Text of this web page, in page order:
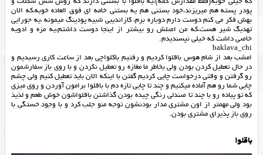
پودر پسته هم میریزند،خود بستنی هم یه بستنی خامه ای فوق العاده خوبه،که الان
بهش فکر می کنم دوست دارم دوباره برم، کازاندیبی شبیه پودینگ میمونه ،یه جورایی
تهدیگ شیر هست،که من اصلش رو بیشتر از اینجا دوست داشتم،یه مزه و ادویه
خاصی داشت که خیلی نپسندیدم.
baklava_chi
امشب بعد از شام هوس باقلوا کردیم و رفتیم باکلواچی بعد از ساعت کاری رسیدیم و
در حال تعطیل کردن بودن ولی بخاطر ما مغازه رو تعطیل نکردن و با روی باز سفارشمون
رو گرفتن و وقتی درخواست چایی کردیم گفتن با اینکه الان باید تعطیل کنیم ولی چشم
چایی شما رو هم آماده میکنیم و چند تا چایی تازه دم با باقلوا برامون آوردن و روی میزی
که تو پیاده رو با چند تا صندلی رنگی چیده بودن گذاشتن باقلواشون خوش طعم و لذیذ
بود ولی مهمتر از اون مشتری مدار بودنشون توجه منو جلب کرد و با وجود خستگی با
روی باز پذیرای مشتری بودن.
باقلوا